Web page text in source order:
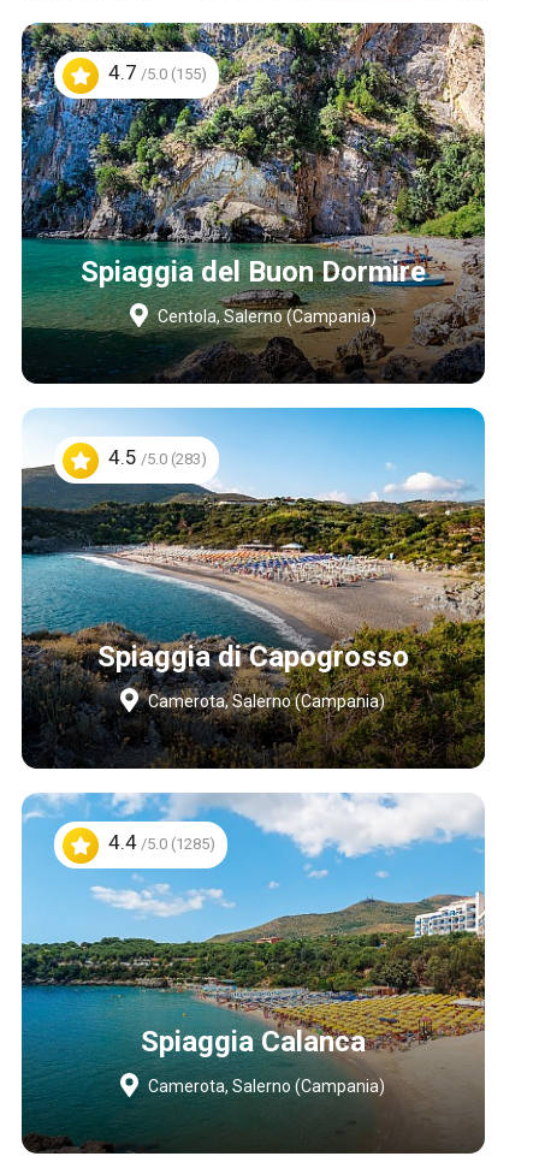
4.7 /5.0 (155)
Spiaggia del Buon Dormire
Centola, Salerno (Campania)
4.5 /5.0 (283)
Spiaggia di Capogrosso
Camerota, Salerno (Campania)
4.4/5.0 (1285)
Spiaggia Calanca
Camerota, Salerno (Campania)